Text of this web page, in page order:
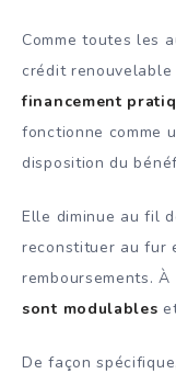
Comme toutes les
crédit
financement
fonctionne comme
disposition du
Elle diminue au fil
reconstituer au fur
remboursements.
sont modulables
De façon